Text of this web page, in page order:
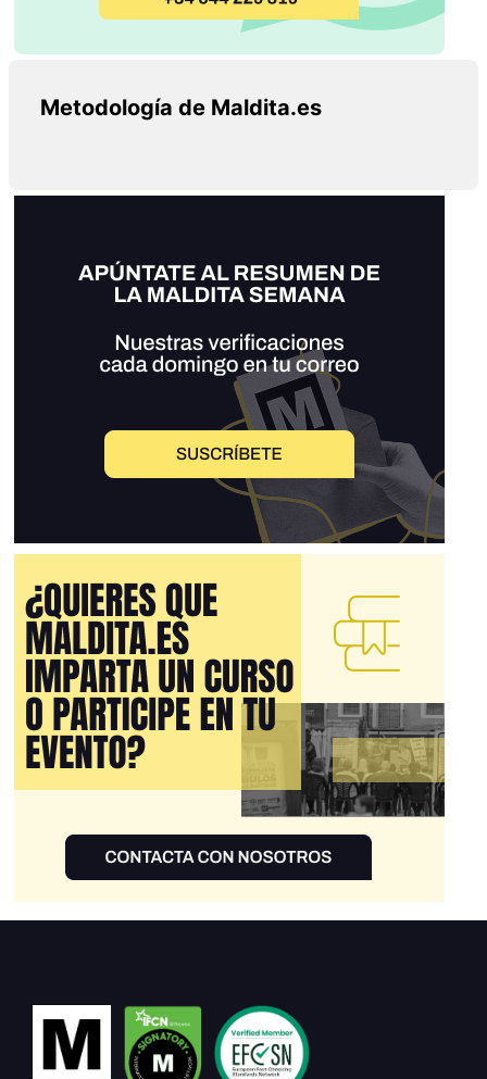
Metodología de Maldita.es